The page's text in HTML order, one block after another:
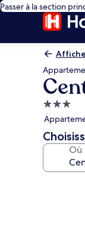
Passer à la section
3.0
Où